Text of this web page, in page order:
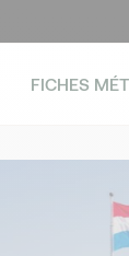
FICHES